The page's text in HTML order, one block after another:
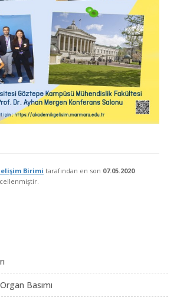
Birimi tarafından en son 07.05.2020
Basımı